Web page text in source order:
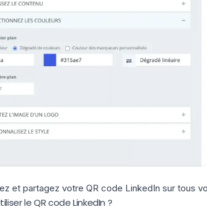
et partagez votre QR code LinkedIn sur tous
le QR code LinkedIn ?